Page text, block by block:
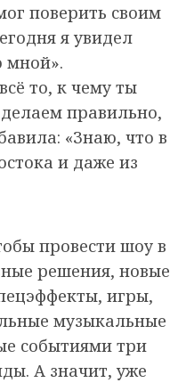
поверить своим
я увидел
мной».
то, к чему ты
правильно,
«Знаю, что в
и даже из
провести шоу в
решения, новые
игры,
музыкальные
событиями три
А значит, уже